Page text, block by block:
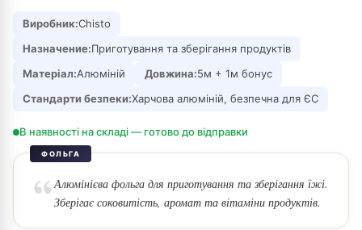
Виробник:Chisto
Назначение:Приготування та зберігання продуктів
Матеріал:Алюміній Довжина:5м + 1м бонус
Стандарти безпеки:Харчова алюміній, безпечна для ЄС
В наявності на складі — готово до відправки
ФОЛЬГА
Алюмінієва фольга для приготування та зберігання їжі.
Зберігає соковитість, аромат та вітаміни продуктів.